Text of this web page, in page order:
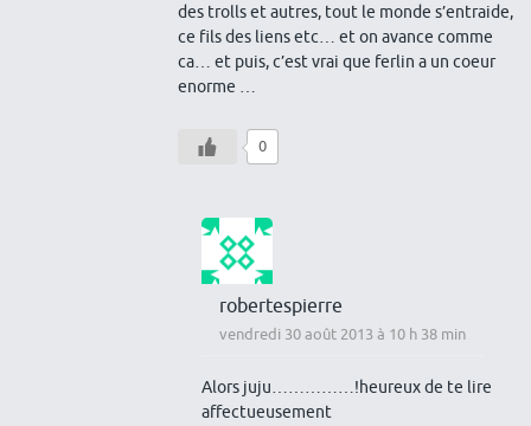
des trolls et autres, tout le monde s’entraide,
ce fils des liens etc… et on avance comme
ca… et puis, c’est vrai que ferlin a un coeur
enorme …
0
robertespierre
vendredi 30 août 2013 à 10 h 38 min
Alors juju……………!heureux de te lire
affectueusement